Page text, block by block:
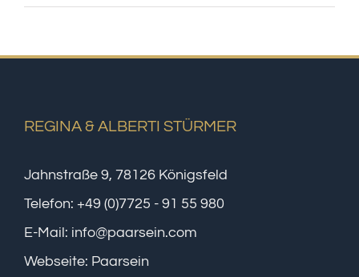
REGINA & ALBERTI STÜRMER
Jahnstraße 9, 78126 Königsfeld
Telefon: +49 (0)7725 - 91 55 980
E-Mail: info@paarsein.com
Webseite: Paarsein